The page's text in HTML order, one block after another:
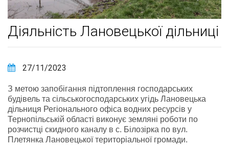
Діяльність Лановецької дільниці
27/11/2023
З метою запобігання підтоплення господарських
будівель та сільськогосподарських угідь Лановецька
дільниця Регіонального офіса водних ресурсів у
Тернопільській області виконує земляні роботи по
розчистці скидного каналу в с. Білозірка по вул.
Плетянка Лановецької територіальної громади.